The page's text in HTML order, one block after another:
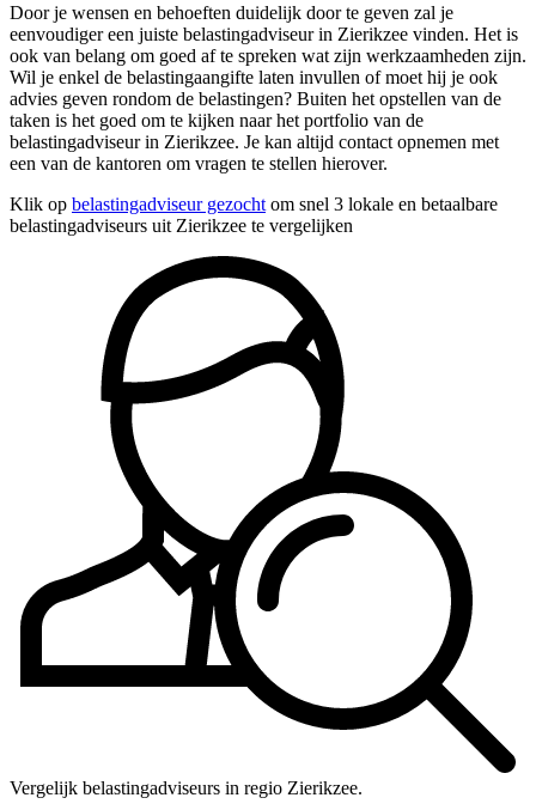
Door je wensen en behoeften duidelijk door te geven zal je
eenvoudiger een juiste belastingadviseur in Zierikzee vinden. Het is
ook van belang om goed af te spreken wat zijn werkzaamheden zijn.
Wil je enkel de belastingaangifte laten invullen of moet hij je ook
advies geven rondom de belastingen? Buiten het opstellen van de
taken is het goed om te kijken naar het portfolio van de
belastingadviseur in Zierikzee. Je kan altijd contact opnemen met
een van de kantoren om vragen te stellen hierover.
Klik op belastingadviseur gezocht om snel 3 lokale en betaalbare
belastingadviseurs uit Zierikzee te vergelijken
Vergelijk belastingadviseurs in regio Zierikzee.